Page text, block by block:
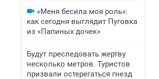
«Меня бесила моя роль»:
как сегодня выглядит Пуговка
из «Папиных дочек»
Будут преследовать жертву
несколько метров. Туристов
призвали остерегаться гнезд